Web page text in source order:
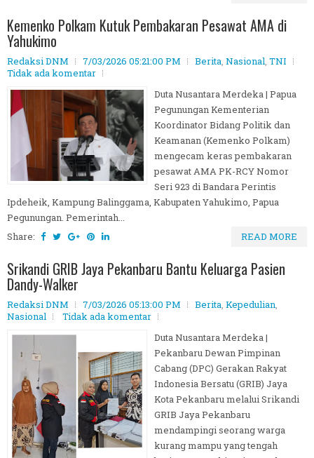
Kemenko Polkam Kutuk Pembakaran Pesawat AMA di
Yahukimo
Redaksi DNM 7/03/2026 05:21:00 PM Berita, Nasional, TNI
Tidak ada komentar
Duta Nusantara Merdeka | Papua
Pegunungan Kementerian
Koordinator Bidang Politik dan
Keamanan (Kemenko Polkam)
mengecam keras pembakaran
pesawat AMA PK-RCY Nomor
Seri 923 di Bandara Perintis
Ipdeheik, Kampung Balinggama, Kabupaten Yahukimo, Papua
Pegunungan. Pemerintah...
Share:
READ MORE
Srikandi GRIB Jaya Pekanbaru Bantu Keluarga Pasien
Dandy-Walker
Redaksi DNM 7/03/2026 05:13:00 PM Berita, Kepedulian,
Nasional
Tidak ada komentar
Duta Nusantara Merdeka |
Pekanbaru Dewan Pimpinan
Cabang (DPC) Gerakan Rakyat
Indonesia Bersatu (GRIB) Jaya
Kota Pekanbaru melalui Srikandi
GRIB Jaya Pekanbaru
mendampingi seorang warga
kurang mampu yang tengah